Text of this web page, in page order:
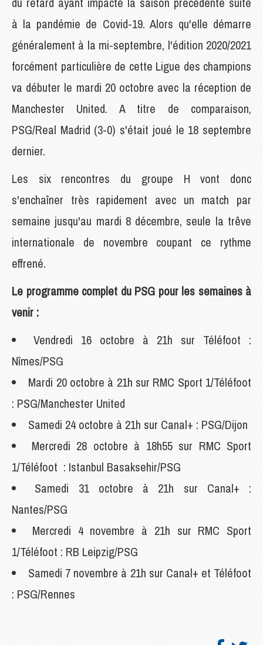
à la pandémie de Covid-19. Alors qu'elle démarre
généralement à la mi-septembre, l'édition 2020/2021
forcément particulière de cette Ligue des champions
va débuter le mardi 20 octobre avec la réception de
Manchester United. A titre de comparaison,
PSG/Real Madrid (3-0) s'était joué le 18 septembre
dernier.
Les six rencontres du groupe H vont donc
s'enchaîner très rapidement avec un match par
semaine jusqu'au mardi 8 décembre, seule la trêve
internationale de novembre coupant ce rythme
effrené.
Le programme complet du PSG pour les semaines à
venir :
Vendredi 16 octobre à 21h sur Téléfoot :
Nîmes/PSG
Mardi 20 octobre à 21h sur RMC Sport 1/Téléfoot
: PSG/Manchester United
Samedi 24 octobre à 21h sur Canal+ : PSG/Dijon
Mercredi 28 octobre à 18h55 sur RMC Sport
1/Téléfoot : Istanbul Basaksehir/PSG
Samedi 31 octobre à 21h sur Canal+ :
Nantes/PSG
Mercredi 4 novembre à 21h sur RMC Sport
1/Téléfoot : RB Leipzig/PSG
Samedi 7 novembre à 21h sur Canal+ et Téléfoot
: PSG/Rennes